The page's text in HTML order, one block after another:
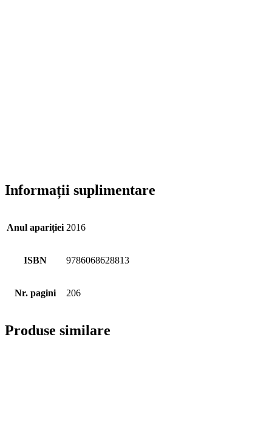
Informații suplimentare
Anul apariției 2016
ISBN 9786068628813
Nr. pagini 206
Produse similare